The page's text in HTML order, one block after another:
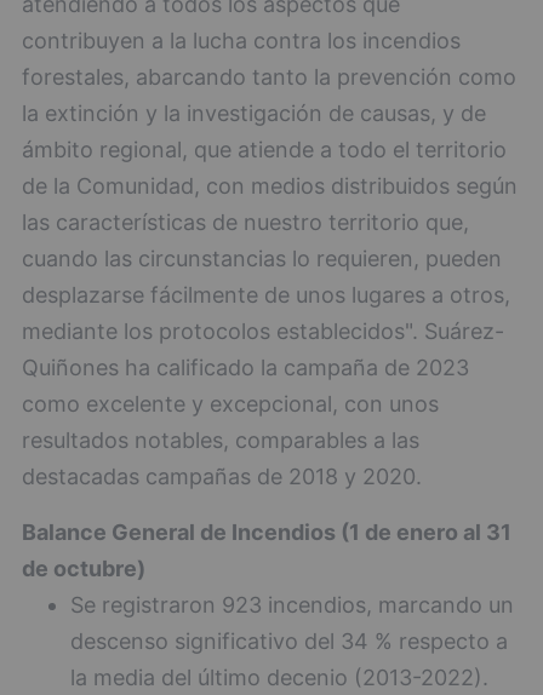
contribuyen a la lucha contra los incendios
forestales, abarcando tanto la prevención como
la extinción y la investigación de causas, y de
ámbito regional, que atiende a todo el territorio
de la Comunidad, con medios distribuidos según
las características de nuestro territorio que,
cuando las circunstancias lo requieren, pueden
desplazarse fácilmente de unos lugares a otros,
mediante los protocolos establecidos". Suárez-
Quiñones ha calificado la campaña de 2023
como excelente y excepcional, con unos
resultados notables, comparables a las
destacadas campañas de 2018 y 2020.
Balance General de Incendios (1 de enero al 31
de octubre)
Se registraron 923 incendios, marcando un
descenso significativo del 34 % respecto a
la media del último decenio (2013-2022).